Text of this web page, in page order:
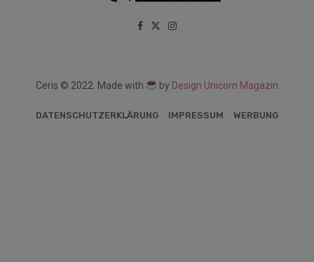
Ceris © 2022. Made with by Design Unicorn Magazin
DATENSCHUTZERKLÄRUNG IMPRESSUM WERBUNG